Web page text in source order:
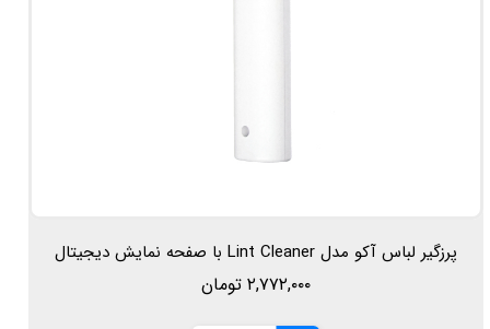
پرزگیر لباس آکو مدل Lint Cleaner با صفحه نمایش دیجیتال
۲,۷۷۲,۰۰۰ تومان